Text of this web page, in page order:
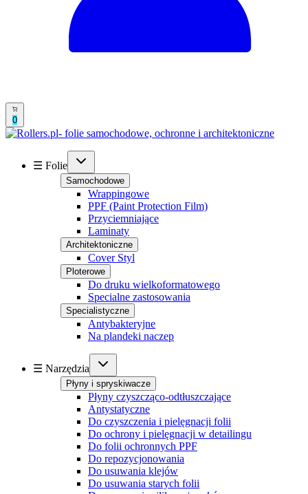
0
☰ Folie
Samochodowe
Wrappingowe
PPF (Paint Protection Film)
Przyciemniające
Laminaty
Architektoniczne
Cover Styl
Ploterowe
Do druku wielkoformatowego
Specialne zastosowania
Specialistyczne
Antybakteryjne
Na plandeki naczep
☰ Narzędzia
Płyny i spryskiwacze
Płyny czyszcząco-odtłuszczające
Antystatyczne
Do czyszczenia i pielęgnacji folii
Do ochrony i pielęgnacji w detailingu
Do folii ochronnych PPF
Do repozycjonowania
Do usuwania klejów
Do usuwania starych folii